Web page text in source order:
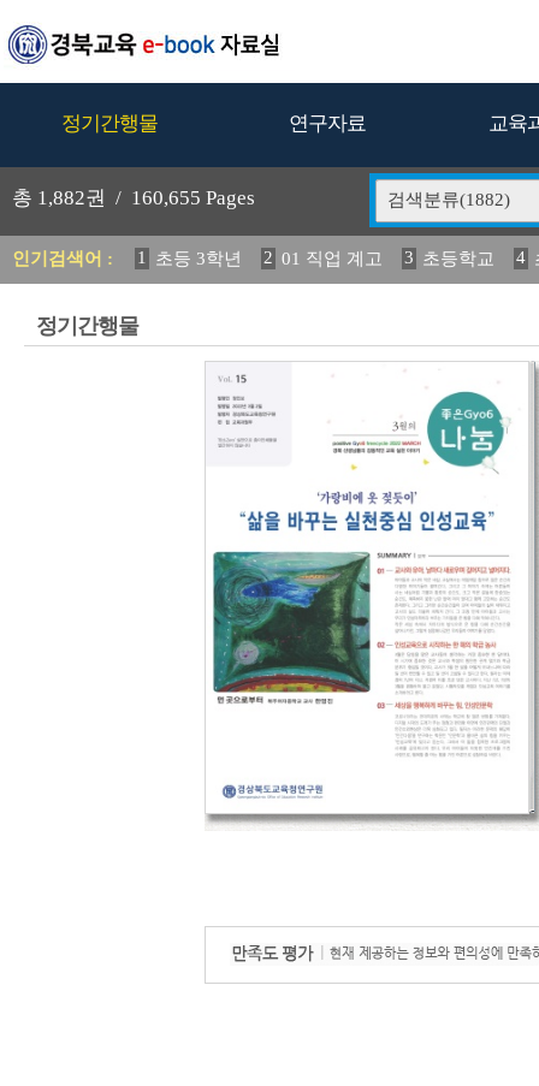
정기간행물 연구자료 교육
총 1,882권 / 160,655 Pages 검색분류(1882)
인기검색어 : 1 초등 3학년 2 01 직업 계고 3 초등학교 4
5 2024 교육 정책 6 활동 안정화 방안 7 교육
19
정기간행물